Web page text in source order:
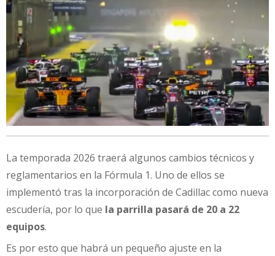
La temporada 2026 traerá algunos cambios técnicos y
reglamentarios en la Fórmula 1. Uno de ellos se
implementó tras la incorporación de Cadillac como nueva
escudería, por lo que la parrilla pasará de 20 a 22
equipos.
Es por esto que habrá un pequeño ajuste en la